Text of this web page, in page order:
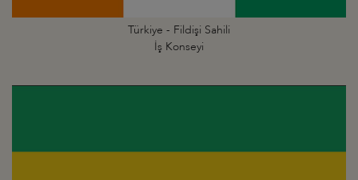
Türkiye - Fildişi Sahili
İş Konseyi